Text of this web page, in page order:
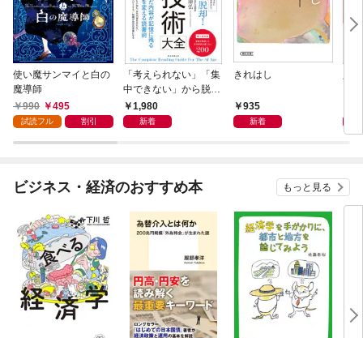
使い魔サンマイと白の
魔導師
990
495
試読フル 割引
「考えられない」「集
中できない」から脱
却！ AI時代の読む技
術大全
1,980
新着
きれはし
935
新着
ビジネス・経済のおすすめ本 もっと見る